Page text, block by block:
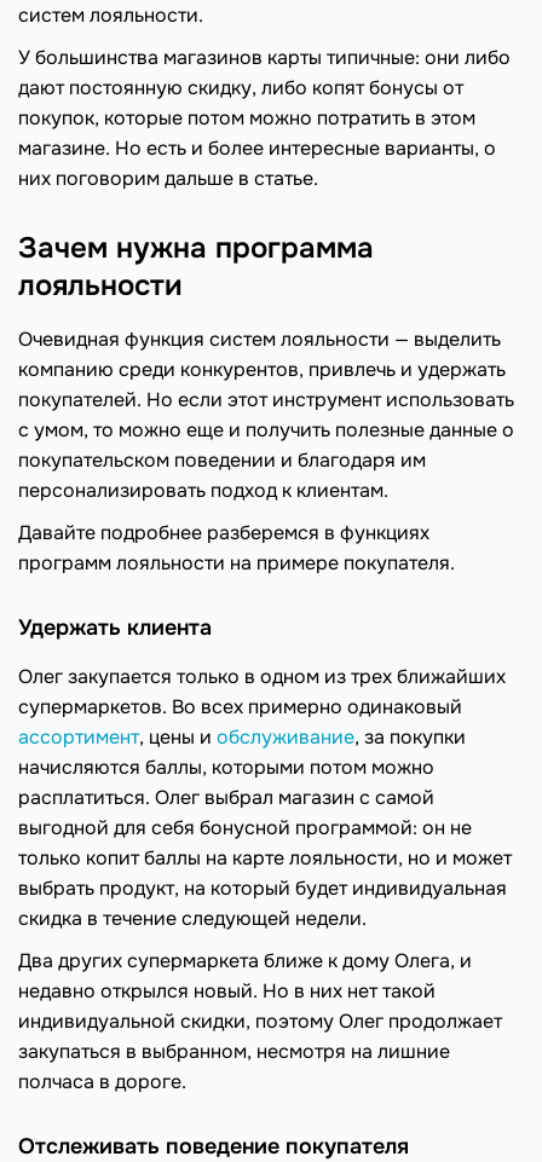
систем лояльности.
У большинства магазинов карты типичные: они либо
дают постоянную скидку, либо копят бонусы от
покупок, которые потом можно потратить в этом
магазине. Но есть и более интересные варианты, о
них поговорим дальше в статье.
Зачем нужна программа
лояльности
Очевидная функция систем лояльности — выделить
компанию среди конкурентов, привлечь и удержать
покупателей. Но если этот инструмент использовать
с умом, то можно еще и получить полезные данные о
покупательском поведении и благодаря им
персонализировать подход к клиентам.
Давайте подробнее разберемся в функциях
программ лояльности на примере покупателя.
Удержать клиента
Олег закупается только в одном из трех ближайших
супермаркетов. Во всех примерно одинаковый
ассортимент, цены и обслуживание, за покупки
начисляются баллы, которыми потом можно
расплатиться. Олег выбрал магазин с самой
выгодной для себя бонусной программой: он не
только копит баллы на карте лояльности, но и может
выбрать продукт, на который будет индивидуальная
скидка в течение следующей недели.
Два других супермаркета ближе к дому Олега, и
недавно открылся новый. Но в них нет такой
индивидуальной скидки, поэтому Олег продолжает
закупаться в выбранном, несмотря на лишние
полчаса в дороге.
Отслеживать поведение покупателя